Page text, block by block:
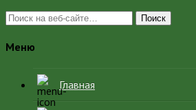
Поиск
Меню
Главная